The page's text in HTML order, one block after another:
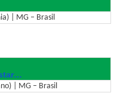
| MG – Brasil
| MG – Brasil